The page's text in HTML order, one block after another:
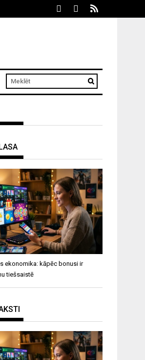
ekonomika: kāpēc bonusi ir
tiešsaistē